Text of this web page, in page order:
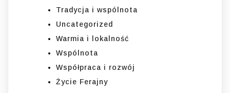
Tradycja i wspólnota
Uncategorized
Warmia i lokalność
Wspólnota
Współpraca i rozwój
Życie Ferajny